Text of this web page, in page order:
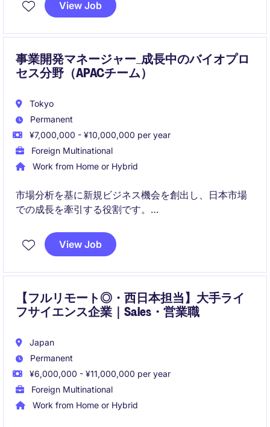
View Job
事業開発マネージャー_成長中のバイオプロ
セス分野（APACチーム）
Tokyo
Permanent
¥7,000,000 - ¥10,000,000 per year
Foreign Multinational
Work from Home or Hybrid
市場分析を基に新規ビジネス機会を創出し、日本市場
での成長を牽引する役割です。
顧客および社内チームと連携しながら戦略策定から実
行までリードしていただきます。
View Job
【フルリモート◎・西日本担当】大手ライ
フサイエンス企業｜Sales・営業職
Japan
Permanent
¥6,000,000 - ¥11,000,000 per year
Foreign Multinational
Work from Home or Hybrid